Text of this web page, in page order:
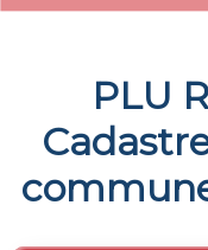
PLU